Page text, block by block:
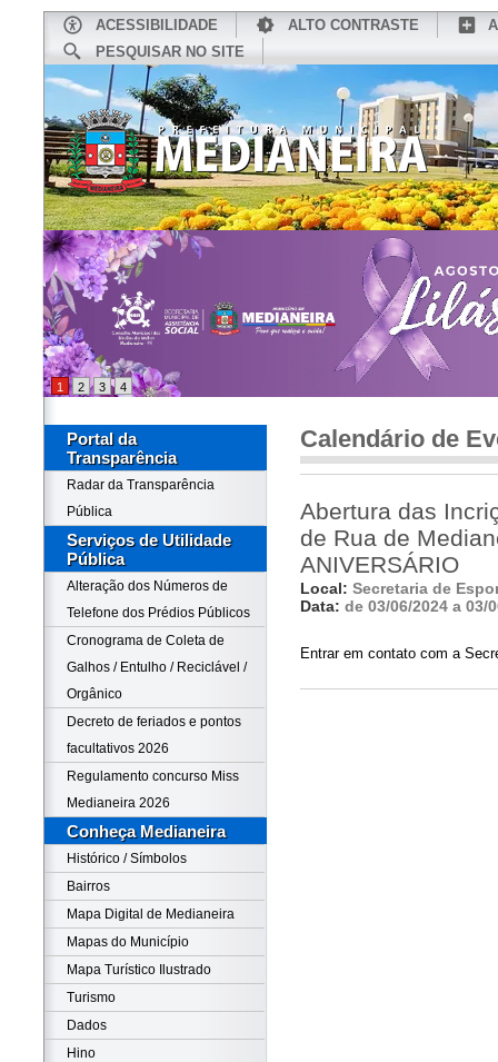
ACESSIBILIDADE ALTO CONTRASTE
PESQUISAR NO SITE
CONHEÇA MEDIANEIRA
1 2 3 4
Portal da
Transparência
Radar da Transparência
Pública
Serviços de Utilidade
Pública
Alteração dos Números de
Telefone dos Prédios Públicos
Cronograma de Coleta de
Galhos / Entulho / Reciclável /
Orgânico
Decreto de feriados e pontos
facultativos 2026
Regulamento concurso Miss
Medianeira 2026
Conheça Medianeira
Histórico / Símbolos
Bairros
Mapa Digital de Medianeira
Mapas do Município
Mapa Turístico Ilustrado
Turismo
Dados
Hino
Calendário de
Abertura das
de Rua de
ANIVERSÁRIO
Local: Secretaria de
Data: de 03/06/2024 a 03/
Entrar em contato com a